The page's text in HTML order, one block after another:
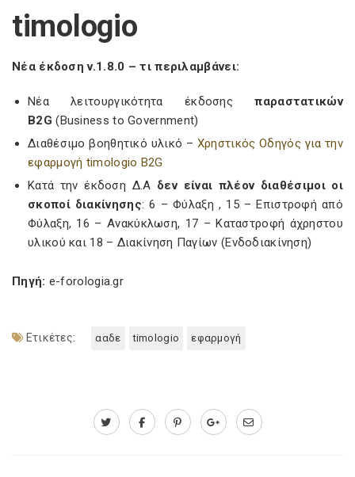
timologio
Νέα έκδοση v.1.8.0 – τι περιλαμβάνει:
Νέα λειτουργικότητα έκδοσηςπαραστατικών
B2G (Business to Government)
Διαθέσιμο βοηθητικό υλικό – Χρηστικός Οδηγός για την
εφαρμογή timologio B2G
Κατά την έκδοση Δ.Α δεν είναι πλέον διαθέσιμοι οι
σκοποί διακίνησης: 6 – Φύλαξη , 15 – Επιστροφή από
Φύλαξη, 16 – Ανακύκλωση, 17 – Καταστροφή άχρηστου
υλικού και 18 – Διακίνηση Παγίων (Ενδοδιακίνηση)
Πηγή: e-forologia.gr
Ετικέτες: ααδε timologio εφαρμογή